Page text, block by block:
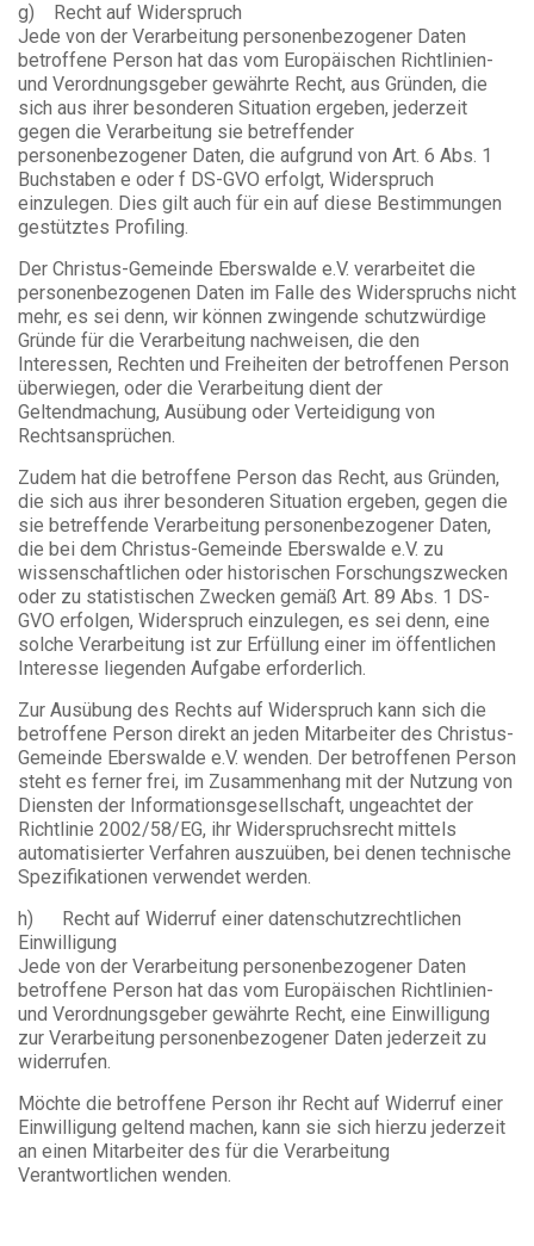
g) Recht auf Widerspruch
Jede von der Verarbeitung personenbezogener Daten
betroffene Person hat das vom Europäischen Richtlinien-
und Verordnungsgeber gewährte Recht, aus Gründen, die
sich aus ihrer besonderen Situation ergeben, jederzeit
gegen die Verarbeitung sie betreffender
personenbezogener Daten, die aufgrund von Art. 6 Abs. 1
Buchstaben e oder f DS-GVO erfolgt, Widerspruch
einzulegen. Dies gilt auch für ein auf diese Bestimmungen
gestütztes Profiling.
Der Christus-Gemeinde Eberswalde e.V. verarbeitet die
personenbezogenen Daten im Falle des Widerspruchs nicht
mehr, es sei denn, wir können zwingende schutzwürdige
Gründe für die Verarbeitung nachweisen, die den
Interessen, Rechten und Freiheiten der betroffenen Person
überwiegen, oder die Verarbeitung dient der
Geltendmachung, Ausübung oder Verteidigung von
Rechtsansprüchen.
Zudem hat die betroffene Person das Recht, aus Gründen,
die sich aus ihrer besonderen Situation ergeben, gegen die
sie betreffende Verarbeitung personenbezogener Daten,
die bei dem Christus-Gemeinde Eberswalde e.V. zu
wissenschaftlichen oder historischen Forschungszwecken
oder zu statistischen Zwecken gemäß Art. 89 Abs. 1 DS-
GVO erfolgen, Widerspruch einzulegen, es sei denn, eine
solche Verarbeitung ist zur Erfüllung einer im öffentlichen
Interesse liegenden Aufgabe erforderlich.
Zur Ausübung des Rechts auf Widerspruch kann sich die
betroffene Person direkt an jeden Mitarbeiter des Christus-
Gemeinde Eberswalde e.V. wenden. Der betroffenen Person
steht es ferner frei, im Zusammenhang mit der Nutzung von
Diensten der Informationsgesellschaft, ungeachtet der
Richtlinie 2002/58/EG, ihr Widerspruchsrecht mittels
automatisierter Verfahren auszuüben, bei denen technische
Spezifikationen verwendet werden.
h) Recht auf Widerruf einer datenschutzrechtlichen
Einwilligung
Jede von der Verarbeitung personenbezogener Daten
betroffene Person hat das vom Europäischen Richtlinien-
und Verordnungsgeber gewährte Recht, eine Einwilligung
zur Verarbeitung personenbezogener Daten jederzeit zu
widerrufen.
Möchte die betroffene Person ihr Recht auf Widerruf einer
Einwilligung geltend machen, kann sie sich hierzu jederzeit
an einen Mitarbeiter des für die Verarbeitung
Verantwortlichen wenden.